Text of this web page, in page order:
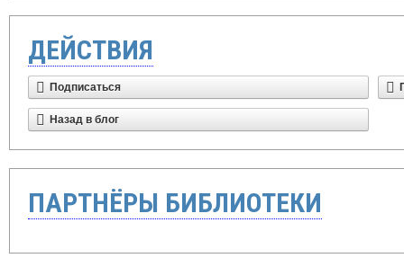
ДЕЙСТВИЯ
Подписаться
Назад в блог
ПАРТНЁРЫ БИБЛИОТЕКИ